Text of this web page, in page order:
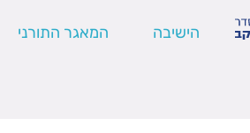
הישיבה המאגר התורני